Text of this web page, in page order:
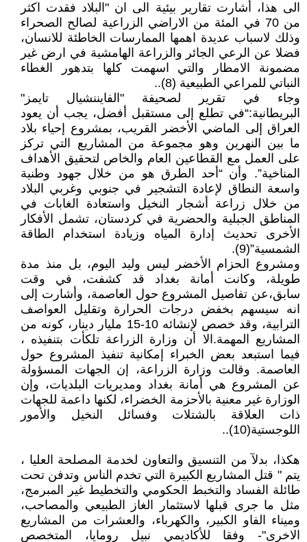
الى هذا، أشارت تقارير بيئية الى ان "البلاد فقدت اكثر
من 70 في المئة من الاراضي الزراعية لصالح الصحراء
وذلك لاسباب عديدة اهمها الممارسات الخاطئة للانسان،
فضلا عن الرعي الجائر والزراعة الهامشية في ارض غير
مضمونة الامطار والتي اسهمت كلها بتدهور الغطاء
النباتي للمراعي الطبيعية (8)..
وجاء في تقرير لصحيفة "الفايننشيال تايمز"
البريطانية:“في تطلع إلى مستقبل أفضل، يجب أن يعود
العراق إلى الماضي الأخضر القريب، بمشروع إحياء بلاد
ما بين النهرين وهو مجموعة من المشاريع التي تركز
على العمل مع القطاعين العام والخاص لتحقيق الأهداف
المناخية”. وأن “أحد الطرق هو من خلال جهود وطنية
واسعة النطاق لإعادة التشجير في جنوبي وغربي البلاد
من خلال زراعة أشجار النخيل واستعادة الغابات في
المناطق الجبلية والحضرية في كردستان، تشمل الأفكار
الأخرى تحديث إدارة المياه وزيادة استخدام الطاقة
الشمسية”(9).
ومشروع الحزام الأخضر ليس وليد اليوم، بل منذ مدة
طويلة، وكانت أمانة بغداد قد كشفت، في وقت
سابق،عن تفاصيل المشروع حول العاصمة، وأشارت إلى
انه سيسهم بخفض درجات الحرارة وتقليل العواصف
الترابية، وقد خصص لإنشائه 10-15 مليار دينار، كونه من
المشاريع المهمة.الا أن وزارة الزراعة تلكأت بتنفيذه ،
فيما استبعد بعض الخبراء إمكانية تنفيذ المشروع حول
العاصمة. وقالت وزارة الزراعة، إن الجهات المسؤولة
عن المشروع هي أمانة بغداد ومديريات البلديات، وإن
الوزارة غير معنية بالأحزمة الخضراء، لكنها داعمة للجهات
ذات العلاقة بالشتلات وفسائل النخيل والأمور
اللوجستية(10)..
هكذا، بدلآ من التنسيق والتعاون لخدمة المصلحة العليا ،
يتم " قتل المشاريع الكبيرة التي تخدم الناس وتدفن تحت
طائلة الفساد والتخبط الحكومي والتخطيط غير المبرمج،
مثل ما جرى قبلها لاستثمار الغاز الطبيعي والمصاحب،
وميناء الفاو الكبير، والكهرباء، والعشرات من المشاريع
الاخرى"- وفقا للأكاديمي نبيل رومايا، المتخصص